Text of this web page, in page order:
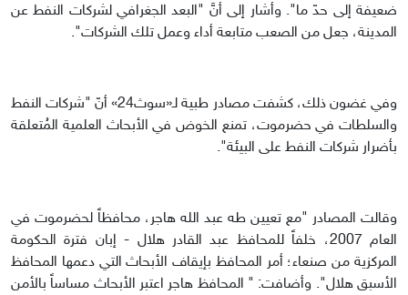
ضعيفة إلى حدّ ما". وأشار إلى أنَّ "البعد الجغرافي لشركات النفط عن
المدينة، جعل من الصعب متابعة أداء وعمل تلك الشركات".
وفي غضون ذلك، كشفت مصادر طبية لـ«سوث24» أنّ "شركات النفط
والسلطات في حضرموت، تمنع الخوض في الأبحاث العلمية المُتعلقة
بأضرار شركات النفط على البيئة".
وقالت المصادر "مع تعيين طه عبد الله هاجر، محافظاً لحضرموت في
العام 2007، خلفاً للمحافظ عبد القادر هلال - إبان فترة الحكومة
المركزية من صنعاء؛ أمر المحافظ بإيقاف الأبحاث التي دعمها المحافظ
الأسبق هلال". وأضافت: " المحافظ هاجر اعتبر الأبحاث مساساً بالأمن